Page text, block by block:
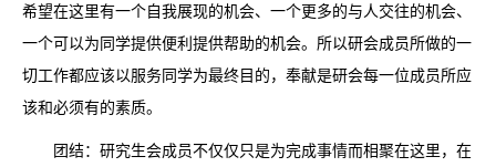
希望在这里有一个自我展现的机会、一个更多的与人交往的机会、
一个可以为同学提供便利提供帮助的机会。所以研会成员所做的一
切工作都应该以服务同学为最终目的，奉献是研会每一位成员所应
该和必须有的素质。
团结：研究生会成员不仅仅只是为完成事情而相聚在这里，在